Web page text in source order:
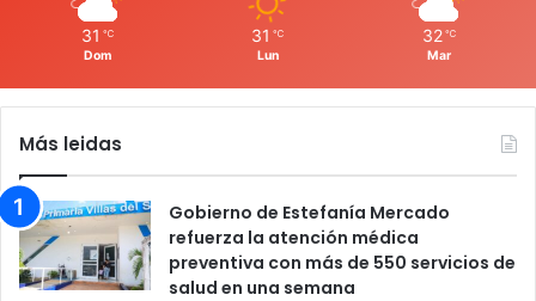
31 ℃
Dom
31 ℃
Lun
32 ℃
Mar
Más leidas
Gobierno de Estefanía Mercado
refuerza la atención médica
preventiva con más de 550 servicios de
salud en una semana